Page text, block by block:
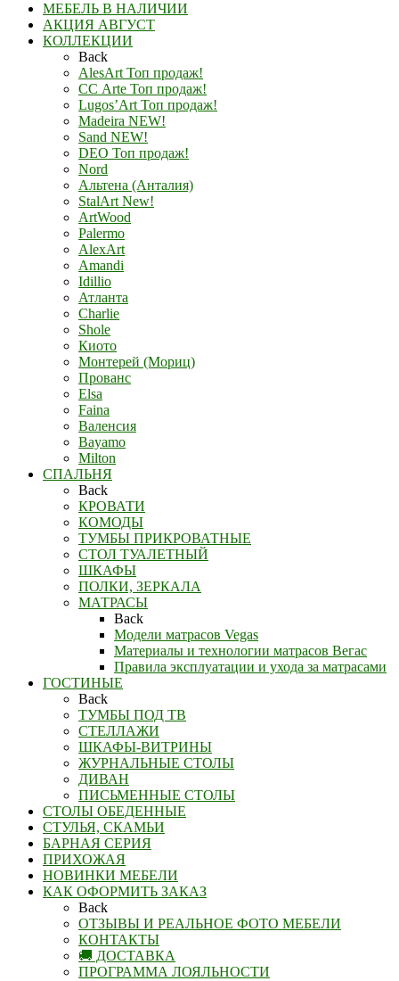
МЕБЕЛЬ В НАЛИЧИИ
АКЦИЯ АВГУСТ
КОЛЛЕКЦИИ
Back
AlesArt Топ продаж!
СС Arte Топ продаж!
Lugos’Art Топ продаж!
Madeira NEW!
Sand NEW!
DEO Топ продаж!
Nord
Альтена (Анталия)
StalArt New!
ArtWood
Palermo
AlexArt
Amandi
Idillio
Атланта
Charlie
Shole
Киото
Монтерей (Мориц)
Прованс
Elsa
Faina
Валенсия
Bayamo
Milton
СПАЛЬНЯ
Back
КРОВАТИ
КОМОДЫ
ТУМБЫ ПРИКРОВАТНЫЕ
СТОЛ ТУАЛЕТНЫЙ
ШКАФЫ
ПОЛКИ, ЗЕРКАЛА
МАТРАСЫ
Back
Модели матрасов Vegas
Материалы и технологии матрасов Вегас
Правила эксплуатации и ухода за матрасами
ГОСТИНЫЕ
Back
ТУМБЫ ПОД ТВ
СТЕЛЛАЖИ
ШКАФЫ-ВИТРИНЫ
ЖУРНАЛЬНЫЕ СТОЛЫ
ДИВАН
ПИСЬМЕННЫЕ СТОЛЫ
СТОЛЫ ОБЕДЕННЫЕ
СТУЛЬЯ, СКАМЬИ
БАРНАЯ СЕРИЯ
ПРИХОЖАЯ
НОВИНКИ МЕБЕЛИ
КАК ОФОРМИТЬ ЗАКАЗ
Back
ОТЗЫВЫ И РЕАЛЬНОЕ ФОТО МЕБЕЛИ
КОНТАКТЫ
🚚 ДОСТАВКА
ПРОГРАММА ЛОЯЛЬНОСТИ